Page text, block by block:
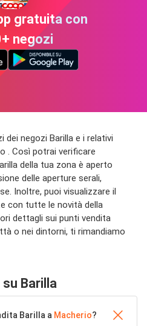
gratuita con
negozi
dei negozi Barilla e i relativi
. Così potrai verificare
della tua zona è aperto
delle aperture serali,
Inoltre, puoi visualizzare il
con tutte le novità della
dettagli sui punti vendita
o nei dintorni, ti rimandiamo
Barilla
Barilla a Macherio?